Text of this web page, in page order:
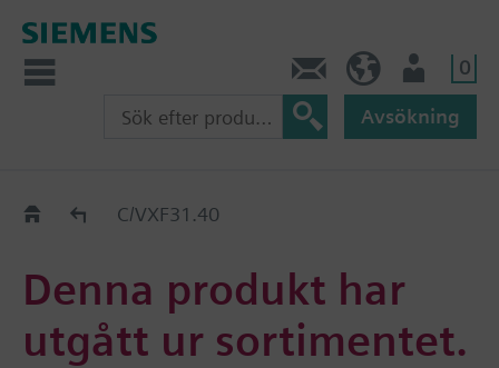
0
Avsökning
Old2NewC/VXF31.40
Denna produkt har
utgått ur sortimentet.